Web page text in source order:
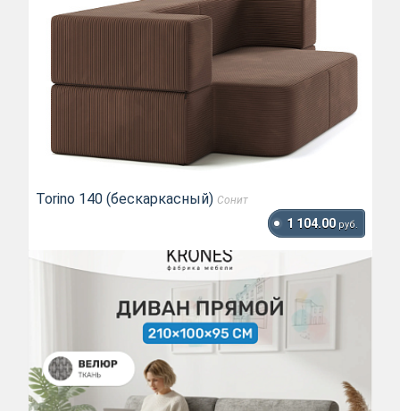
Torino 140 (бескаркасный) Сонит
1 104.00 руб.